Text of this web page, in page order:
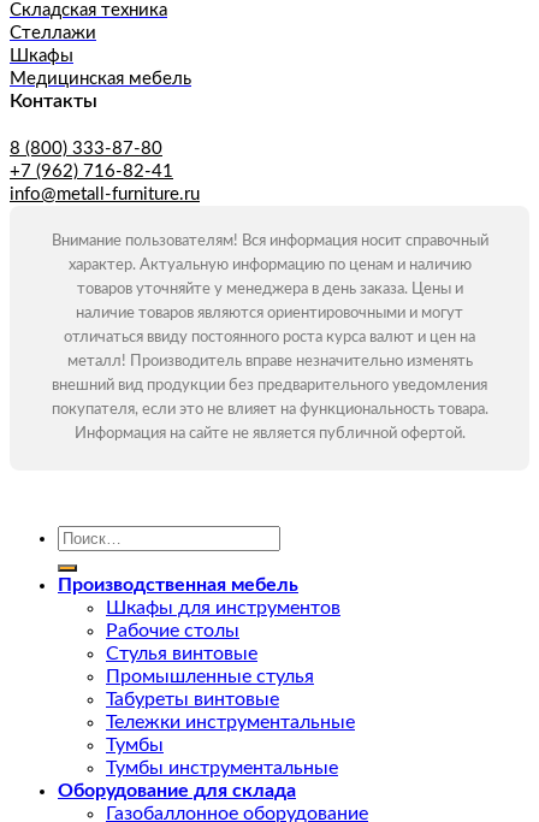
Складская техника
Стеллажи
Шкафы
Медицинская мебель
Контакты
8 (800) 333-87-80
+7 (962) 716-82-41
info@metall-furniture.ru
Внимание пользователям! Вся информация носит справочный
характер. Актуальную информацию по ценам и наличию
товаров уточняйте у менеджера в день заказа. Цены и
наличие товаров являются ориентировочными и могут
отличаться ввиду постоянного роста курса валют и цен на
металл! Производитель вправе незначительно изменять
внешний вид продукции без предварительного уведомления
покупателя, если это не влияет на функциональность товара.
Информация на сайте не является публичной офертой.
Искать:
Производственная мебель
Шкафы для инструментов
Рабочие столы
Стулья винтовые
Промышленные стулья
Табуреты винтовые
Тележки инструментальные
Тумбы
Тумбы инструментальные
Оборудование для склада
Газобаллонное оборудование